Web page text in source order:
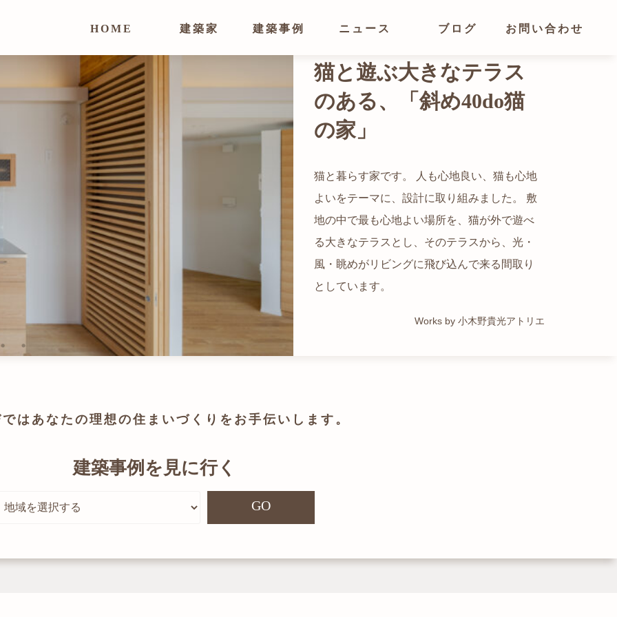
HOME 建築家 建築事例 ニュース ブログ お問い合わせ
猫と暮らす家です。 人も心地良い、猫も心地
よいをテーマに、設計に取り組みました。 敷
地の中で最も心地よい場所を、猫が外で遊べ
る大きなテラスとし、そのテラスから、光・
風・眺めがリビングに飛び込んで来る間取り
としています。
Works by 小木野貴光アトリエ
光が溢れ、広がりある
都心でありながらも緑の多いエリアです。 そ
の緑の借景も取り入れること、窓の配置を工
夫することで、光を取り入れながらも、カー
テンを閉じずに生活できる様設計していま
す。
Works by トレイルアーキテクツ 一級建築士事務所
自然の中の岩山を切り開いて造った、ワイル
ドなゲストハウスをイメージした空間が広が
る都市型住宅です。
Works by ZAG空間設計舎
かつての機織り工場が、その趣を残しつつ孫
世帯の住居へと蘇りました。
Works by ZAG空間設計舎
は あなたの理想の住まいづくりを お手伝いします。
建築事例を見に行く
GO